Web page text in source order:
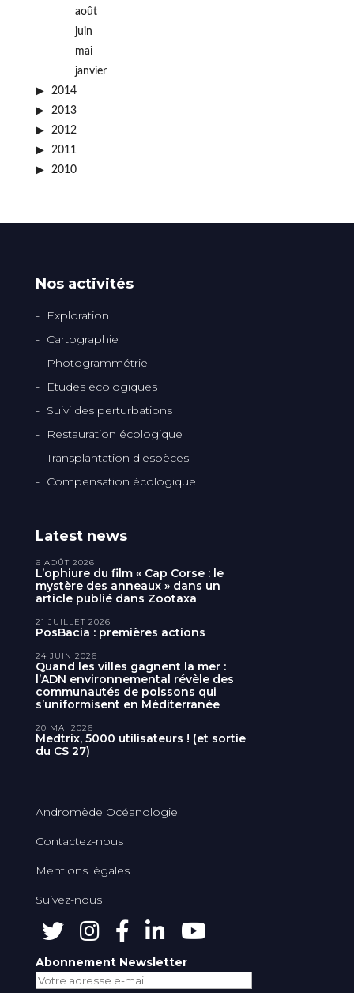
août
juin
mai
janvier
2014
2013
2012
2011
2010
Nos activités
Exploration
Cartographie
Photogrammétrie
Etudes écologiques
Suivi des perturbations
Restauration écologique
Transplantation d'espèces
Compensation écologique
Latest news
L’ophiure du film « Cap Corse : le
mystère des anneaux » dans un
article publié dans Zootaxa
6 AOÛT 2026
PosBacia : premières actions
21 JUILLET 2026
Quand les villes gagnent la mer :
l’ADN environnemental révèle des
communautés de poissons qui
s’uniformisent en Méditerranée
24 JUIN 2026
Medtrix, 5000 utilisateurs ! (et sortie
du CS 27)
20 MAI 2026
Andromède Océanologie
Contactez-nous
Mentions légales
Suivez-nous
Abonnement Newsletter